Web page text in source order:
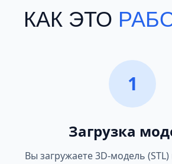
КАК ЭТО
1
Загрузка
Вы загружаете 3D-модель